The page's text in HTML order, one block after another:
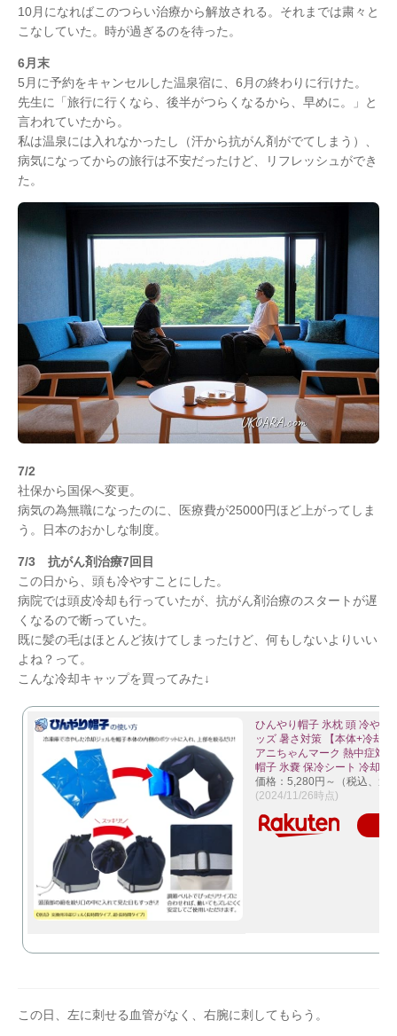
10月になればこのつらい治療から解放される。それまでは粛々と
こなしていた。時が過ぎるのを待った。
6月末
5月に予約をキャンセルした温泉宿に、6月の終わりに行けた。
先生に「旅行に行くなら、後半がつらくなるから、早めに。」と
言われていたから。
私は温泉には入れなかったし（汗から抗がん剤がでてしまう）、
病気になってからの旅行は不安だったけど、リフレッシュができ
た。
7/2
社保から国保へ変更。
病気の為無職になったのに、医療費が25000円ほど上がってしま
う。日本のおかしな制度。
7/3 抗がん剤治療7回目
この日から、頭も冷やすことにした。
病院では頭皮冷却も行っていたが、抗がん剤治療のスタートが遅
くなるので断っていた。
既に髪の毛はほとんど抜けてしまったけど、何もしないよりいい
よね？って。
こんな冷却キャップを買ってみた↓
ひんやり帽子 氷枕 頭 冷やす
ッズ 暑さ対策 【本体+冷却
アニちゃんマーク 熱中症対
帽子 氷嚢 保冷シート 冷却用
価格：5,280円～（税込、送
(2024/11/26時点)
この日、左に刺せる血管がなく、右腕に刺してもらう。